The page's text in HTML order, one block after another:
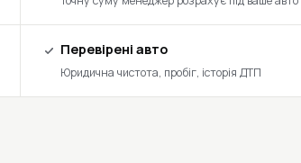
Перевірені авто
Юридична чистота, пробіг, історія ДТП